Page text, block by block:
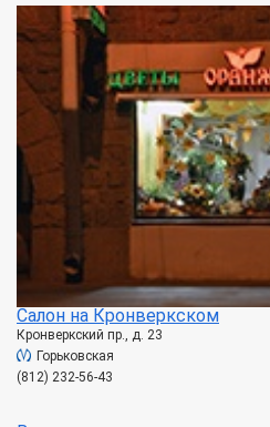
Салон на Кронверкском
Кронверкский пр., д. 23
Горьковская
(812) 232-56-43